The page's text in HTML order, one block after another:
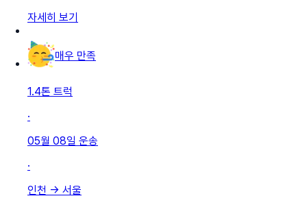
자세히 보기
매우 만족
1.4톤 트럭
·
05월 08일 운송
·
인천 → 서울